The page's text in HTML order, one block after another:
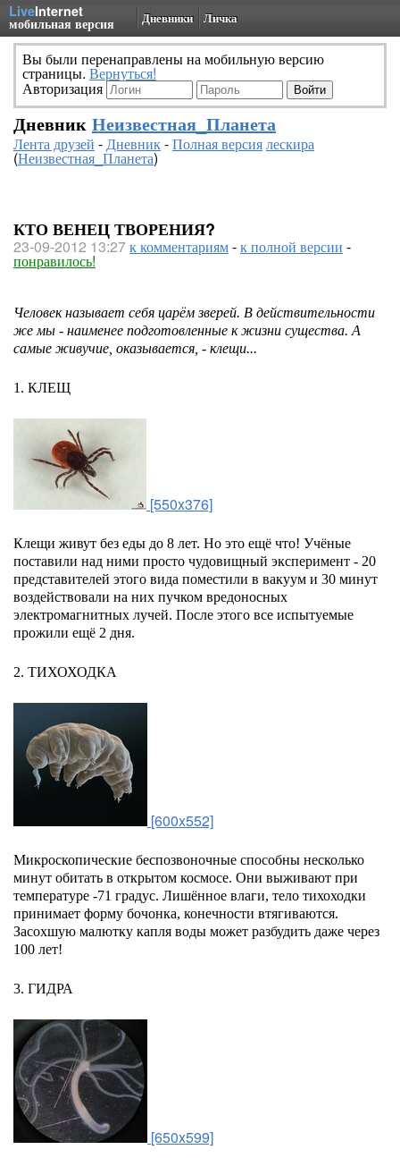
LiveInternet
мобильная версия Дневники Личка
Вы были перенаправлены на мобильную версию
страницы. Вернуться!
Авторизация
Дневник Неизвестная_Планета
Лента друзей -Дневник-Полная версиялескира
(Неизвестная_Планета)
КТО ВЕНЕЦ ТВОРЕНИЯ?
23-09-2012 13:27к комментариям-к полной версии -
понравилось!
Человек называет себя царём зверей. В действительности
же мы - наименее подготовленные к жизни существа. А
самые живучие, оказывается, - клещи...
1. КЛЕЩ
[550x376]
Клещи живут без еды до 8 лет. Но это ещё что! Учёные
поставили над ними просто чудовищный эксперимент - 20
представителей этого вида поместили в вакуум и 30 минут
воздействовали на них пучком вредоносных
электромагнитных лучей. После этого все испытуемые
прожили ещё 2 дня.
2. ТИХОХОДКА
[600x552]
Микроскопические беспозвоночные способны несколько
минут обитать в открытом космосе. Они выживают при
температуре -71 градус. Лишённое влаги, тело тихоходки
принимает форму бочонка, конечности втягиваются.
Засохшую малютку капля воды может разбудить даже через
100 лет!
3. ГИДРА
[650x599]